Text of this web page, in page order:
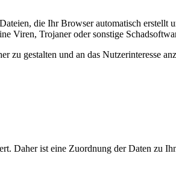
die Ihr Browser automatisch
Viren, Trojaner oder sonstige
zu gestalten und an das Nutzerinteresse
Daher ist eine Zuordnung der Daten zu